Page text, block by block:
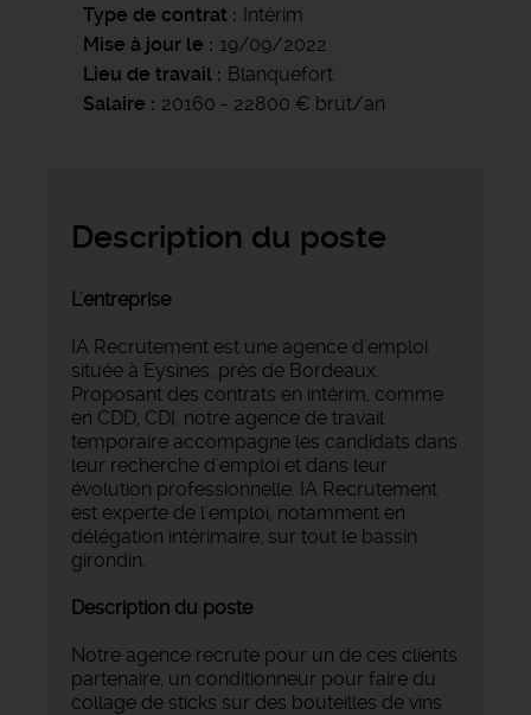
Type de contrat
Intérim
Mise à jour le
19/09/2022
Lieu de travail
Blanquefort
Salaire
20160 - 22800 € brut/an
Description du poste
L'entreprise
IA Recrutement est une agence d'emploi
située à Eysines, près de Bordeaux.
Proposant des contrats en intérim, comme
en CDD, CDI, notre agence de travail
temporaire accompagne les candidats dans
leur recherche d'emploi et dans leur
évolution professionnelle. IA Recrutement
est experte de l'emploi, notamment en
délégation intérimaire, sur tout le bassin
girondin.
Description du poste
Notre agence recrute pour un de ces clients
partenaire, un conditionneur pour faire du
collage de sticks sur des bouteilles de vins